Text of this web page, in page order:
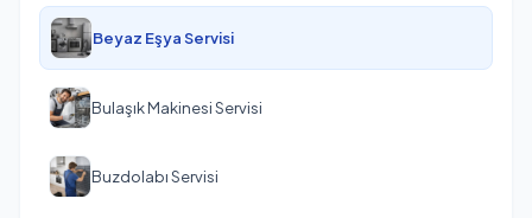
Beyaz Eşya Servisi
Bulaşık Makinesi Servisi
Buzdolabı Servisi